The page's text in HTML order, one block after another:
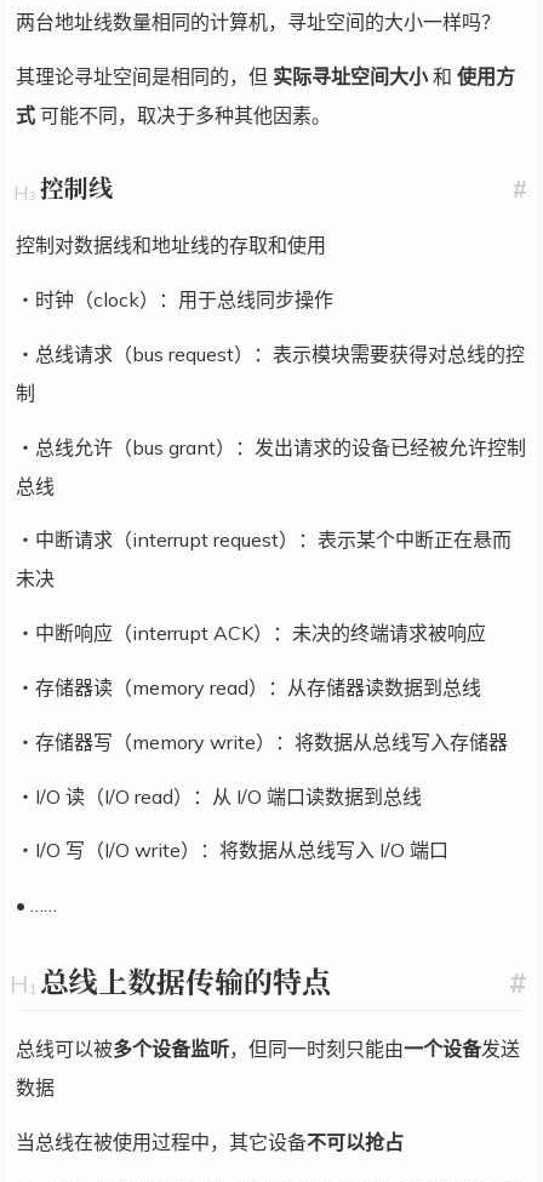
两台地址线数量相同的计算机，寻址空间的大小一样吗？
其理论寻址空间是相同的，但 实际寻址空间大小和 使用方
式 可能不同，取决于多种其他因素。
#
控制线
控制对数据线和地址线的存取和使用
・时钟（clock）：用于总线同步操作
・总线请求（bus request）：表示模块需要获得对总线的控
制
・总线允许（bus grant）：发出请求的设备已经被允许控制
总线
・中断请求（interrupt request）：表示某个中断正在悬而
未决
・中断响应（interrupt ACK）：未决的终端请求被响应
・存储器读（memory read）：从存储器读数据到总线
・存储器写（memory write）：将数据从总线写入存储器
・I/O 读（I/O read）：从 I/O 端口读数据到总线
・I/O 写（I/O write）：将数据从总线写入 I/O 端口
• ……
#
总线上数据传输的特点
总线可以被多个设备监听，但同一时刻只能由一个设备发送
数据
当总线在被使用过程中，其它设备不可以抢占